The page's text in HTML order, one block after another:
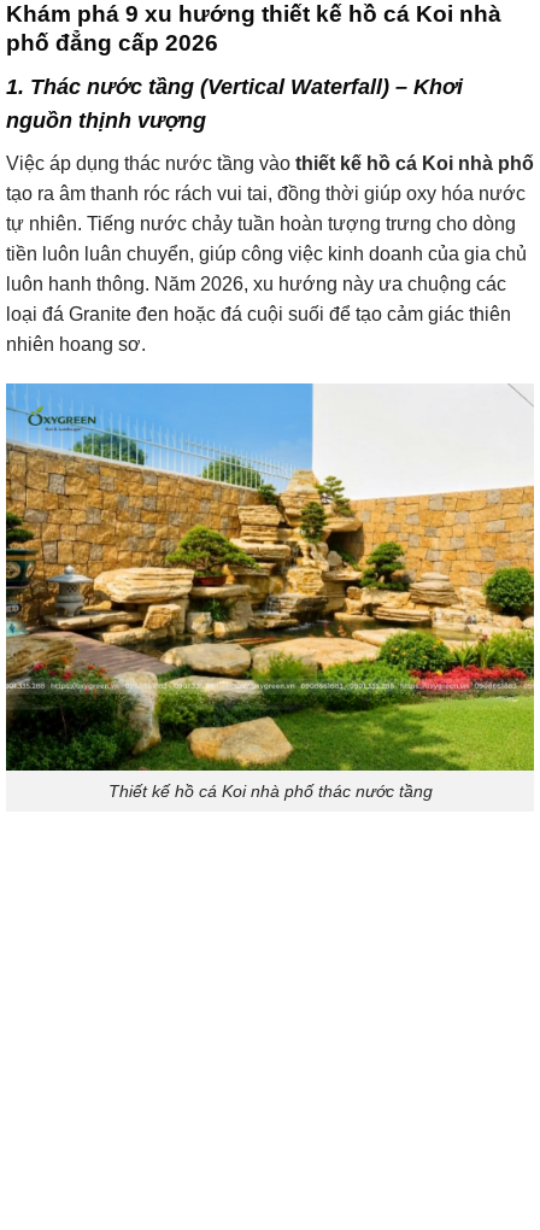
Khám phá 9 xu hướng thiết kế hồ cá Koi nhà
phố đẳng cấp 2026
1. Thác nước tầng (Vertical Waterfall) – Khơi
nguồn thịnh vượng
Việc áp dụng thác nước tầng vào thiết kế hồ cá Koi nhà phố
tạo ra âm thanh róc rách vui tai, đồng thời giúp oxy hóa nước
tự nhiên. Tiếng nước chảy tuần hoàn tượng trưng cho dòng
tiền luôn luân chuyển, giúp công việc kinh doanh của gia chủ
luôn hanh thông. Năm 2026, xu hướng này ưa chuộng các
loại đá Granite đen hoặc đá cuội suối để tạo cảm giác thiên
nhiên hoang sơ.
Thiết kế hồ cá Koi nhà phố thác nước tầng